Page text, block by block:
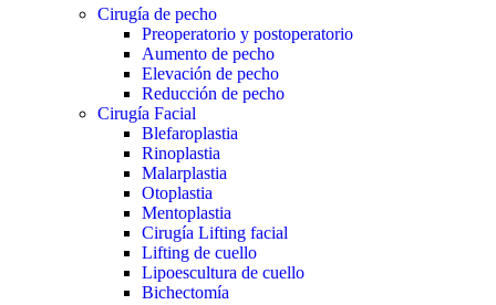
Cirugía de pecho
Preoperatorio y postoperatorio
Aumento de pecho
Elevación de pecho
Reducción de pecho
Cirugía Facial
Blefaroplastia
Rinoplastia
Malarplastia
Otoplastia
Mentoplastia
Cirugía Lifting facial
Lifting de cuello
Lipoescultura de cuello
Bichectomía